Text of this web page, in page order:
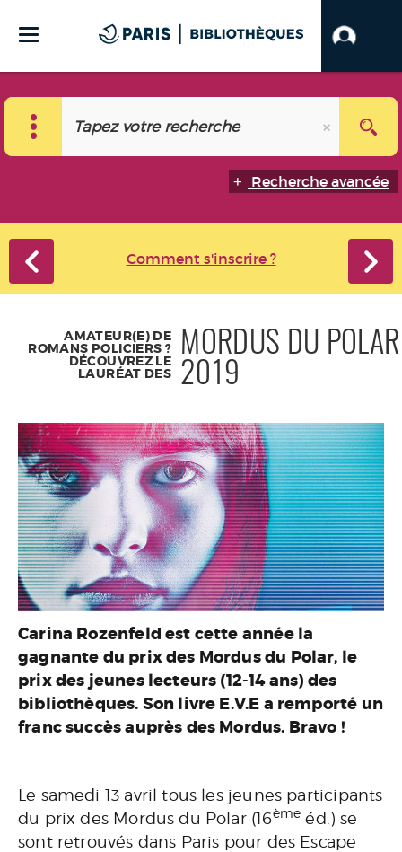
Recherche avancée
Comment s'inscrire ?
AMATEUR(E) DE
ROMANS POLICIERS ?
DÉCOUVREZ LE
LAURÉAT DES
MORDUS DU POLAR
2019
Carina Rozenfeld est cette année la
gagnante du prix des Mordus du Polar, le
prix des jeunes lecteurs (12-14 ans) des
bibliothèques. Son livre E.V.E a remporté un
franc succès auprès des Mordus. Bravo !
Le samedi 13 avril tous les jeunes participants
du prix des Mordus du Polar (16ème éd.) se
sont retrouvés dans Paris pour des Escape